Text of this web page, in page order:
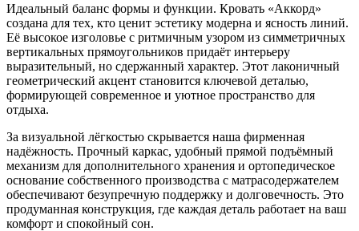
Идеальный баланс формы и функции. Кровать «Аккорд»
создана для тех, кто ценит эстетику модерна и ясность линий.
Её высокое изголовье с ритмичным узором из симметричных
вертикальных прямоугольников придаёт интерьеру
выразительный, но сдержанный характер. Этот лаконичный
геометрический акцент становится ключевой деталью,
формирующей современное и уютное пространство для
отдыха.
За визуальной лёгкостью скрывается наша фирменная
надёжность. Прочный каркас, удобный прямой подъёмный
механизм для дополнительного хранения и ортопедическое
основание собственного производства с матрасодержателем
обеспечивают безупречную поддержку и долговечность. Это
продуманная конструкция, где каждая деталь работает на ваш
комфорт и спокойный сон.